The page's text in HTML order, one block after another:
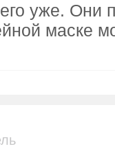
уже. Они
маске